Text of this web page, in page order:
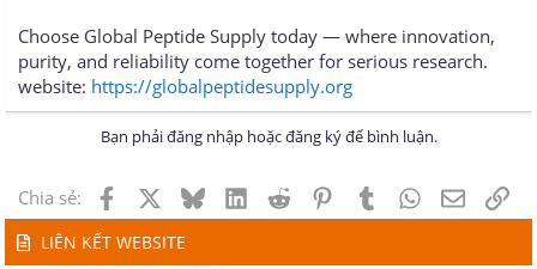
Choose Global Peptide Supply today — where innovation,
purity, and reliability come together for serious research.
website: https://globalpeptidesupply.org
Bạn phải đăng nhập hoặc đăng ký để bình luận.
Chia sẻ: Facebook BlueskyLinkedInReddit PinterestTumblrWhatsApp
Email
LIÊN KẾT WEBSITE